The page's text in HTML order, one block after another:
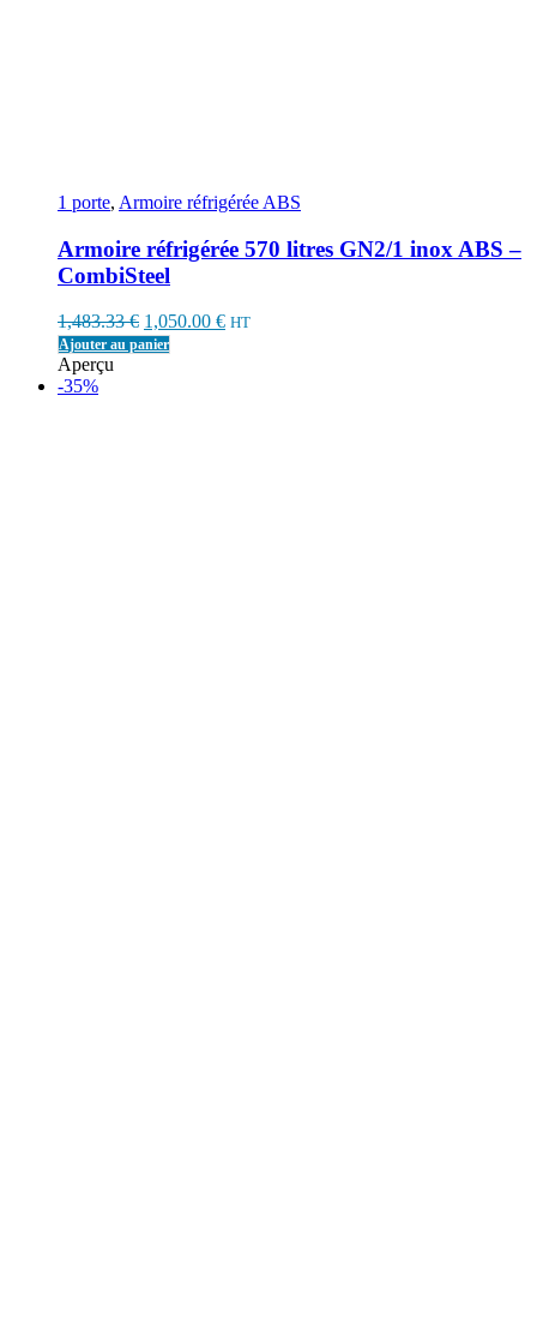
1 porte, Armoire réfrigérée ABS
Armoire réfrigérée 570 litres GN2/1 inox ABS –
CombiSteel
1,483.33€ Original
price
1,050.00 €Current
HT
Ajouter au panier
Aperçu
-35%